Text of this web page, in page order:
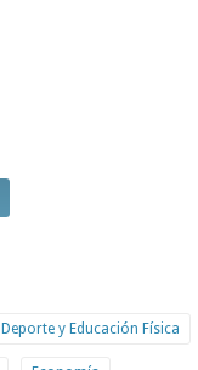
Deporte y Educación Física